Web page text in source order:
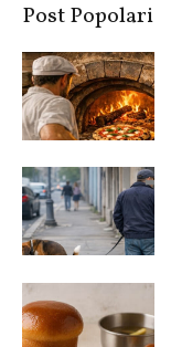
Post Popolari